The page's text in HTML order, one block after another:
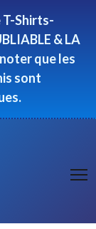
T-Shirts-
& LA
que les
sont